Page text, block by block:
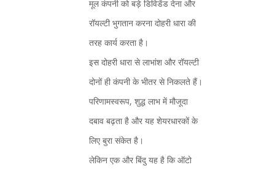
मूल कंपनी को बड़े डिविडेंड देना और
रॉयल्टी भुगतान करना दोहरी धारा की
तरह कार्य करता है।
इस दोहरी धारा से लाभांश और रॉयल्टी
दोनों ही कंपनी के भीतर से निकलते हैं।
परिणामस्वरूप, शुद्ध लाभ में मौजूदा
दबाव बढ़ता है और यह शेयरधारकों के
लिए बुरा संकेत है।
लेकिन एक और बिंदु यह है कि ऑटो